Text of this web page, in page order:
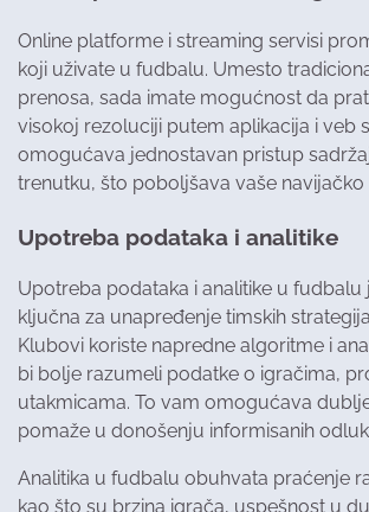
Online platforme i streaming servisi
koji uživate u fudbalu. Umesto
prenosa, sada imate mogućnost da
visokoj rezoluciji putem aplikacija i veb
omogućava jednostavan pristup
trenutku, što poboljšava vaše navijačko
Upotreba podataka i analitike
Upotreba podataka i analitike u fudbalu
ključna za unapređenje timskih
Klubovi koriste napredne algoritme i
bi bolje razumeli podatke o igračima,
utakmicama. To vam omogućava
pomaže u donošenju informisanih
Analitika u fudbalu obuhvata praćenje
kao što su brzina igrača, uspešnost u